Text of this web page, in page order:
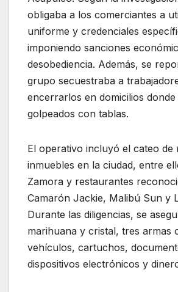
obligaba a los comerciantes a
uniforme y credenciales
imponiendo sanciones
desobediencia. Además, se
grupo secuestraba a
encerrarlos en domicilios
golpeados con tablas.
El operativo incluyó el cateo de
inmuebles en la ciudad, entre
Zamora y restaurantes
Camarón Jackie, Malibú Sun y
Durante las diligencias, se
marihuana y cristal, tres armas
vehículos, cartuchos,
dispositivos electrónicos y